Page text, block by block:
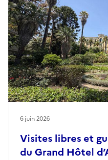
Visites libres et
du Grand Hôtel
6 juin 2026